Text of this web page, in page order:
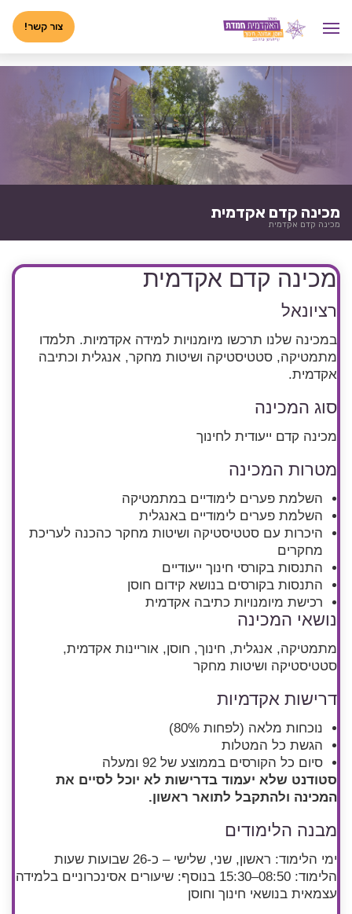
צור קשר!
מכינה קדם אקדמית
מכינה קדם אקדמית
מכינה קדם אקדמית
רציונאל
במכינה שלנו תרכשו מיומנויות למידה אקדמיות. תלמדו
מתמטיקה, סטטיסטיקה ושיטות מחקר, אנגלית וכתיבה
אקדמית.
סוג המכינה
מכינה קדם ייעודית לחינוך
מטרות המכינה
השלמת פערים לימודיים במתמטיקה
השלמת פערים לימודיים באנגלית
היכרות עם סטטיסטיקה ושיטות מחקר כהכנה לעריכת
מחקרים
התנסות בקורסי חינוך ייעודיים
התנסות בקורסים בנושא קידום חוסן
רכישת מיומנויות כתיבה אקדמית
נושאי המכינה
מתמטיקה, אנגלית, חינוך, חוסן, אוריינות אקדמית,
סטטיסטיקה ושיטות מחקר
דרישות אקדמיות
נוכחות מלאה (לפחות 80%)
הגשת כל המטלות
סיום כל הקורסים בממוצע של 92 ומעלה
סטודנט שלא יעמוד בדרישות לא יוכל לסיים את
המכינה ולהתקבל לתואר ראשון.
מבנה הלימודים
ימי הלימוד: ראשון, שני, שלישי – כ-26 שבועות
שעות
הלימוד: 08:50–15:30
בנוסף: שיעורים אסינכרוניים בלמידה
עצמאית בנושאי חינוך וחוסן